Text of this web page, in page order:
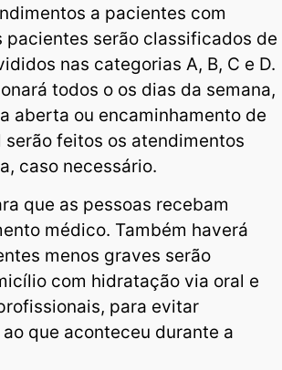
a pacientes com
pacientes serão classificados de
nas categorias A, B, C e D.
todos o os dias da semana,
aberta ou encaminhamento de
feitos os atendimentos
caso necessário.
que as pessoas recebam
médico. Também haverá
menos graves serão
com hidratação via oral e
para evitar
que aconteceu durante a